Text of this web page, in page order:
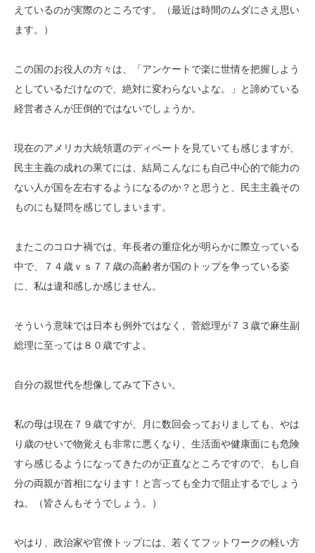
えているのが実際のところです。（最近は時間のムダにさえ思い
ます。）
この国のお役人の方々は、「アンケートで楽に世情を把握しよう
としているだけなので、絶対に変わらないよな。」と諦めている
経営者さんが圧倒的ではないでしょうか。
現在のアメリカ大統領選のディベートを見ていても感じますが、
民主主義の成れの果てには、結局こんなにも自己中心的で能力の
ない人が国を左右するようになるのか？と思うと、民主主義その
ものにも疑問を感じてしまいます。
またこのコロナ禍では、年長者の重症化が明らかに際立っている
中で、７４歳ｖｓ７７歳の高齢者が国のトップを争っている姿
に、私は違和感しか感じません。
そういう意味では日本も例外ではなく、菅総理が７３歳で麻生副
総理に至っては８０歳ですよ。
自分の親世代を想像してみて下さい。
私の母は現在７９歳ですが、月に数回会っておりましても、やは
り歳のせいで物覚えも非常に悪くなり、生活面や健康面にも危険
すら感じるようになってきたのが正直なところですので、もし自
分の両親が首相になります！と言っても全力で阻止するでしょう
ね。（皆さんもそうでしょう。）
やはり、政治家や官僚トップには、若くてフットワークの軽い方